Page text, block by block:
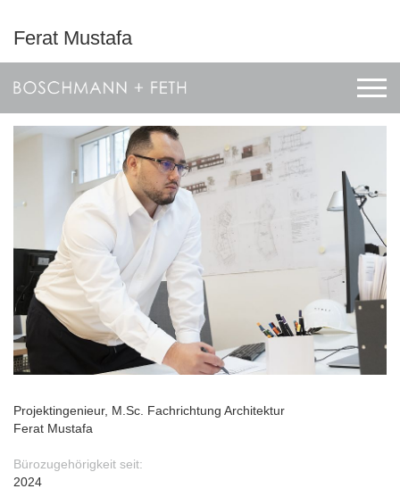
Ferat Mustafa
Projektingenieur, M.Sc. Fachrichtung Architektur
Ferat Mustafa
Bürozugehörigkeit seit:
2024